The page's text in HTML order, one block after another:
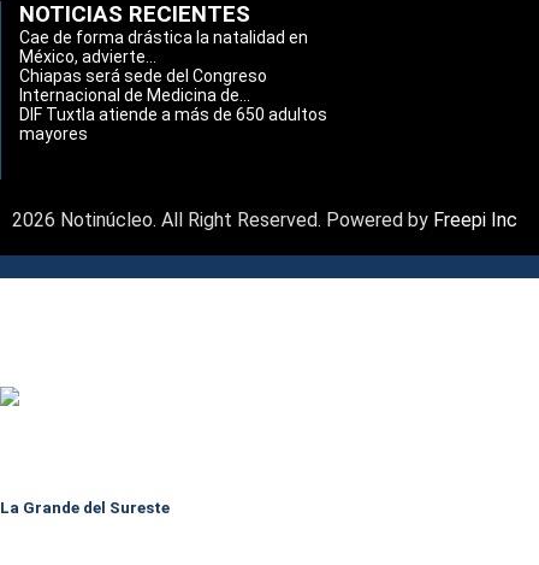
NOTICIAS RECIENTES
Cae de forma drástica la natalidad en
México, advierte...
Chiapas será sede del Congreso
Internacional de Medicina de...
DIF Tuxtla atiende a más de 650 adultos
mayores
2026 Notinúcleo. All Right Reserved. Powered by Freepi Inc
La Grande del Sureste